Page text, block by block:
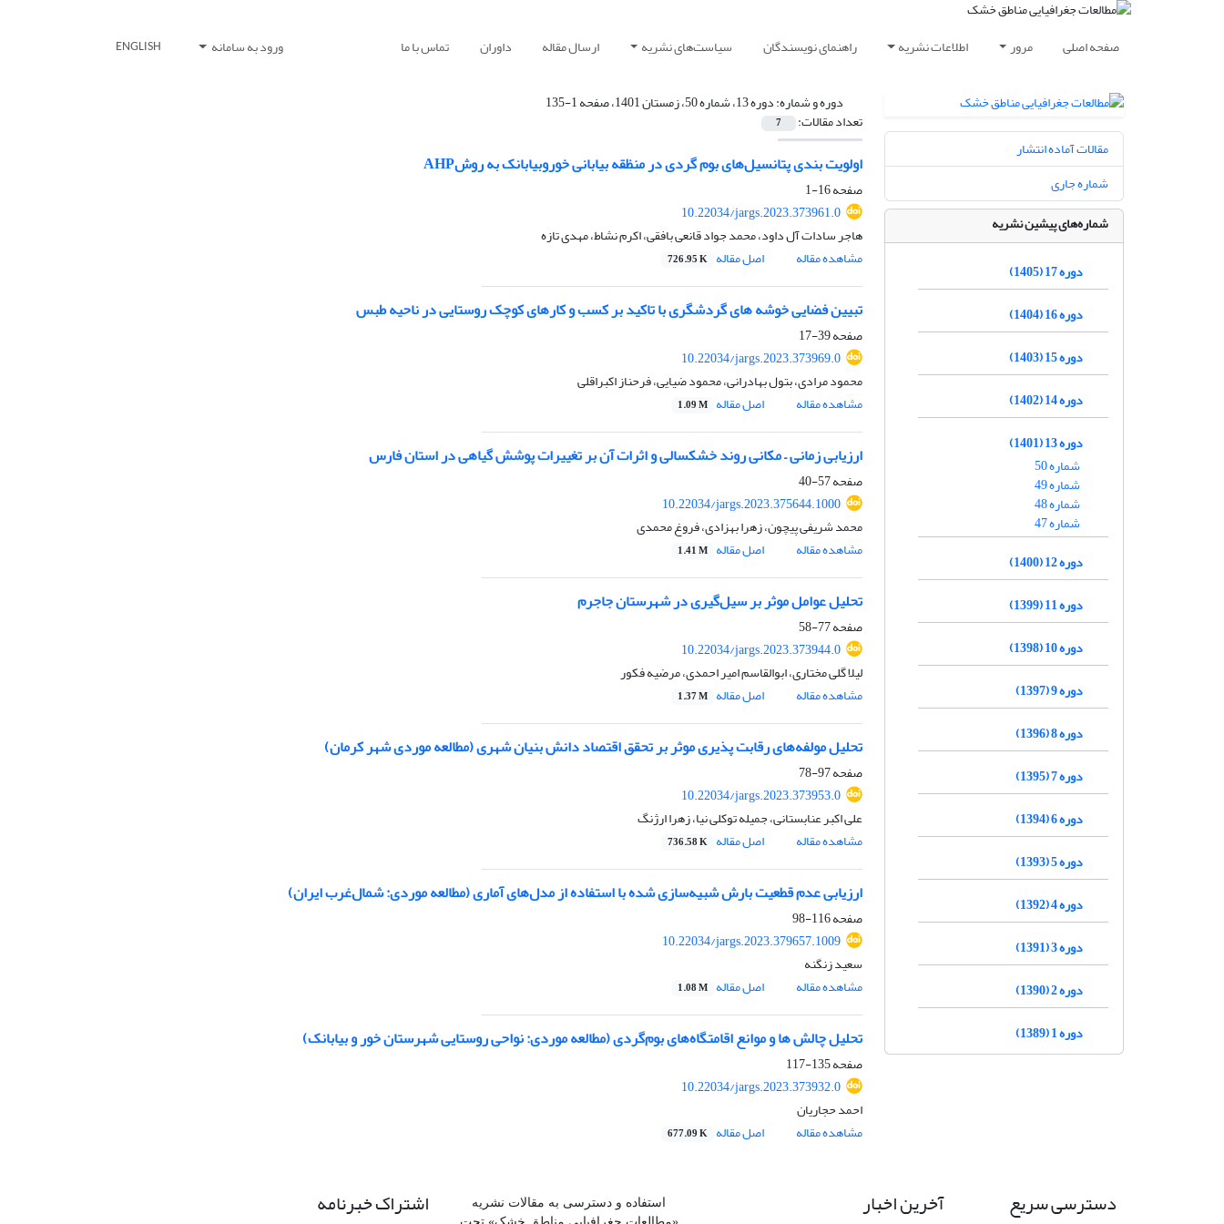
صفحه اصلی مرور اطلاعات نشریه راهنمای نویسندگان سیاست‌های نشریه ارسال مقاله داوران تماس با ما ورود به سامانه ENGLISH
دوره و شماره:دوره 13، شماره 50، زمستان 1401، صفحه 1-135
تعداد مقالات: 7
اولویت بندی پتانسیل‌های بوم گردی در منظقه بیابانی خوروبیابانک به روشAHP
صفحه16-1
10.22034/jargs.2023.373961.0
هاجر سادات آل داود، محمد جواد قانعی بافقی، اکرم نشاط، مهدی تازه
مشاهده مقاله
اصل مقاله 726.95 K
تبیین فضایی خوشه های گردشگری با تاکید بر کسب و کارهای کوچک روستایی در ناحیه طبس
صفحه39-17
10.22034/jargs.2023.373969.0
محمود مرادی، بتول بهادرانی، محمود ضیایی، فرحناز اکبراقلی
مشاهده مقاله
اصل مقاله 1.09 M
ارزیابی زمانی – مکانی روند خشکسالی و اثرات آن بر تغییرات پوشش گیاهی در استان فارس
صفحه57-40
10.22034/jargs.2023.375644.1000
محمد شریفی پیچون، زهرا بهزادی، فروغ محمدی
مشاهده مقاله
اصل مقاله 1.41 M
تحلیل عوامل موثر بر سیل‌گیری در شهرستان جاجرم
صفحه77-58
10.22034/jargs.2023.373944.0
لیلا گلی مختاری، ابوالقاسم امیر احمدی، مرضیه فکور
مشاهده مقاله
اصل مقاله 1.37 M
تحلیل مولفه‌های رقابت پذیری موثر بر تحقق اقتصاد دانش بنیان شهری (مطالعه موردی شهر کرمان)
صفحه97-78
10.22034/jargs.2023.373953.0
علی اکبر عنابستانی، جمیله توکلی نیا، زهرا ارژنگ
مشاهده مقاله
اصل مقاله 736.58 K
ارزیابی عدم قطعیت بارش شبیه‌سازی شده با استفاده از مدل‌های آماری (مطالعه موردی: شمال‌غرب ایران)
صفحه116-98
10.22034/jargs.2023.379657.1009
سعید زنگنه
مشاهده مقاله
اصل مقاله 1.08 M
تحلیل چالش ها و موانع اقامتگاه‌های بوم‌گردی (مطالعه موردی: نواحی روستایی شهرستان خور و بیابانک)
صفحه135-117
10.22034/jargs.2023.373932.0
احمد حجاریان
مشاهده مقاله
اصل مقاله 677.09 K
مقالات آماده انتشار
شماره جاری
شماره‌های پیشین نشریه
دوره 17 (1405)
دوره 16 (1404)
دوره 15 (1403)
دوره 14 (1402)
دوره 13 (1401)
شماره 50
شماره 49
شماره 48
شماره 47
دوره 12 (1400)
دوره 11 (1399)
دوره 10 (1398)
دوره 9 (1397)
دوره 8 (1396)
دوره 7 (1395)
دوره 6 (1394)
دوره 5 (1393)
دوره 4 (1392)
دوره 3 (1391)
دوره 2 (1390)
دوره 1 (1389)
دسترسی سریع آخرین اخبار
استفاده و دسترسی به مقالات نشریه
اشتراک خبرنامه